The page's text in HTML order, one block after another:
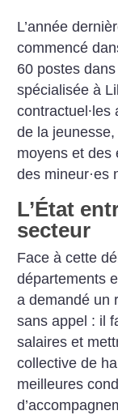
L’année
commencé
60 postes
spécialisée à
de la
moyens et des
des mineur·es
L’État
secteur
Face à cette
départements
a demandé un
sans appel : il
salaires et
collective de
meilleures